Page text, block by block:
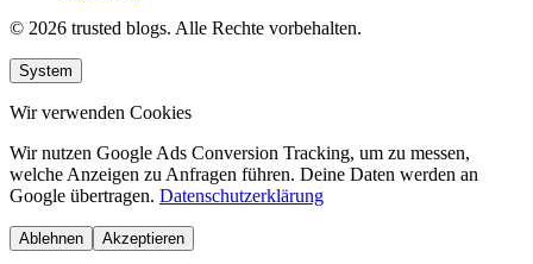
© 2026 trusted blogs. Alle Rechte vorbehalten.
System
Wir verwenden Cookies
Wir nutzen Google Ads Conversion Tracking, um zu messen,
welche Anzeigen zu Anfragen führen. Deine Daten werden an
Google übertragen. Datenschutzerklärung
Ablehnen Akzeptieren